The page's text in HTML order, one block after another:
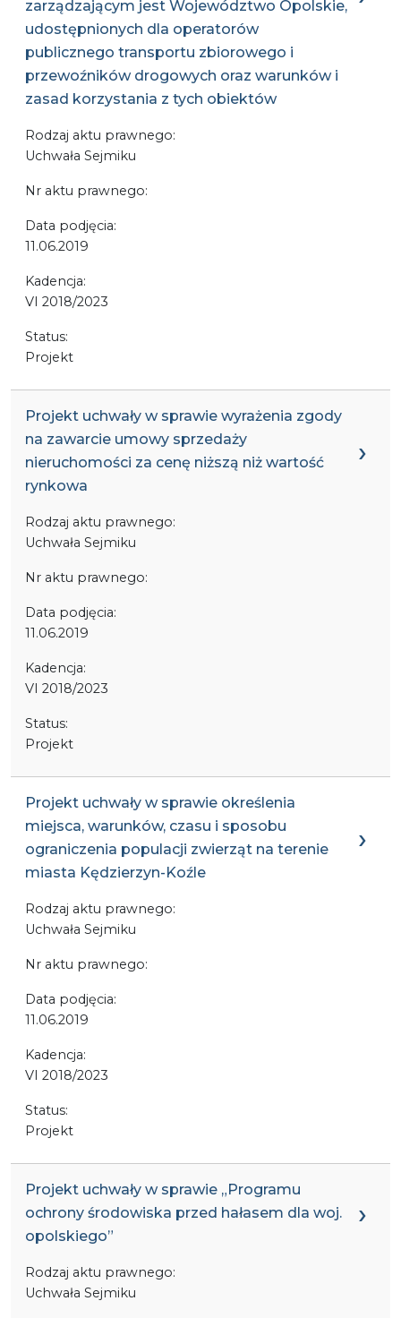
zarządzającym jest Województwo Opolskie,
udostępnionych dla operatorów
publicznego transportu zbiorowego i
przewoźników drogowych oraz warunków i
zasad korzystania z tych obiektów
Rodzaj aktu prawnego:
Uchwała Sejmiku
Nr aktu prawnego:
Data podjęcia:
11.06.2019
Kadencja:
VI 2018/2023
Status:
Projekt
Projekt uchwały w sprawie wyrażenia zgody
na zawarcie umowy sprzedaży
nieruchomości za cenę niższą niż wartość
rynkowa
Rodzaj aktu prawnego:
Uchwała Sejmiku
Nr aktu prawnego:
Data podjęcia:
11.06.2019
Kadencja:
VI 2018/2023
Status:
Projekt
Projekt uchwały w sprawie określenia
miejsca, warunków, czasu i sposobu
ograniczenia populacji zwierząt na terenie
miasta Kędzierzyn-Koźle
Rodzaj aktu prawnego:
Uchwała Sejmiku
Nr aktu prawnego:
Data podjęcia:
11.06.2019
Kadencja:
VI 2018/2023
Status:
Projekt
Projekt uchwały w sprawie „Programu
ochrony środowiska przed hałasem dla woj.
opolskiego”
Rodzaj aktu prawnego:
Uchwała Sejmiku